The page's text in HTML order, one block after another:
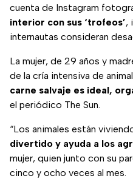
cuenta de Instagram
interior con sus ‘trofeos’,
internautas consideran
La mujer, de 29 años y
de la cría intensiva de
carne salvaje es ideal,
el periódico The Sun.
“Los animales están
divertido y ayuda a los
mujer, quien junto con su
cinco y ocho veces al mes.